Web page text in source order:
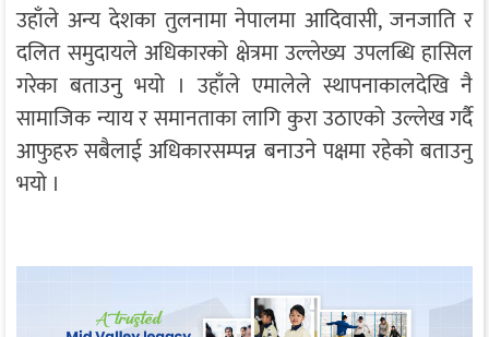
उहाँले अन्य देशका तुलनामा नेपालमा आदिवासी, जनजाति र
दलित समुदायले अधिकारको क्षेत्रमा उल्लेख्य उपलब्धि हासिल
गरेका बताउनु भयो । उहाँले एमालेले स्थापनाकालदेखि नै
सामाजिक न्याय र समानताका लागि कुरा उठाएको उल्लेख गर्दै
आफुहरु सबैलाई अधिकारसम्पन्न बनाउने पक्षमा रहेको बताउनु
भयो ।